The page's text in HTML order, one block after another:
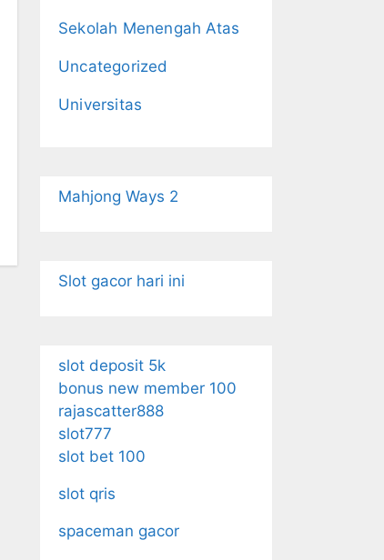
Sekolah Menengah Atas
Uncategorized
Universitas
Mahjong Ways 2
Slot gacor hari ini
slot deposit 5k
bonus new member 100
rajascatter888
slot777
slot bet 100
slot qris
spaceman gacor